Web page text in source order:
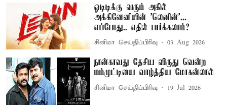
ஓடிடிக்கு வரும் அகில்
அக்கினேனியின் 'லெனின்'...
எப்போது.. எதில் பார்க்கலாம்?
சினிமா செய்திப்பிரிவு 03 Aug 2026
நான்காவது தேசிய விருது வென்ற
மம்முட்டியை வாழ்த்திய மோகன்லால்
சினிமா செய்திப்பிரிவு 19 Jul 2026